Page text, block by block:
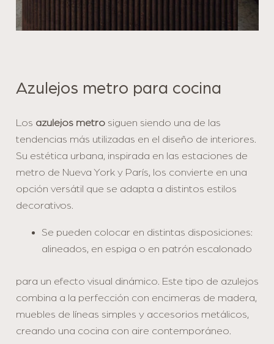
Azulejos metro para cocina
Los azulejos metrosiguen siendo una de las
tendencias más utilizadas en el diseño de interiores.
Su estética urbana, inspirada en las estaciones de
metro de Nueva York y París, los convierte en una
opción versátil que se adapta a distintos estilos
decorativos.
Se pueden colocar en distintas disposiciones:
alineados, en espiga o en patrón escalonado
para un efecto visual dinámico. Este tipo de azulejos
combina a la perfección con encimeras de madera,
muebles de líneas simples y accesorios metálicos,
creando una cocina con aire contemporáneo.